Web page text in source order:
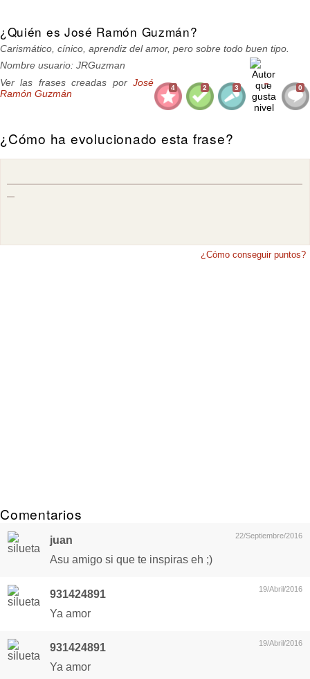
¿Quién es José Ramón Guzmán?
Carismático, cínico, aprendiz del amor, pero sobre todo buen tipo.
4 2 3 0
Nombre usuario: JRGuzman
Ver las frases creadas por José
Ramón Guzmán
¿Cómo ha evolucionado esta frase?
¿Cómo conseguir puntos?
Comentarios
22/Septiembre/2016
juan
Asu amigo si que te inspiras eh ;)
19/Abril/2016
931424891
Ya amor
19/Abril/2016
931424891
Ya amor